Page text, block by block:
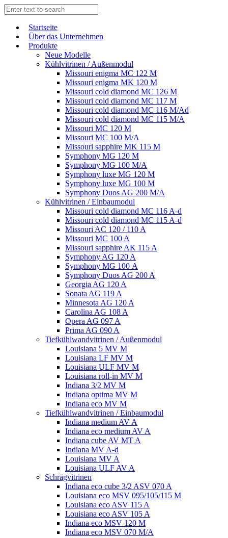
Start­sei­te
Über das Unternehmen
Produkte
Neue Modelle
Kühlvitrinen / Außenmodul
Missouri enigma MC 122 M
Missouri enigma MK 120 M
Missouri cold diamond MC 126 M
Missouri cold diamond MC 117 M
Missouri cold diamond MC 116 M/Ad
Missouri cold diamond MC 115 M/A
Missouri MC 120 M
Missouri MC 100 M/A
Missouri sapphire MK 115 M
Symphony MG 120 M
Symphony MG 100 M/А
Symphony luxe MG 120 M
Symphony luxe MG 100 M
Symphony Duos AG 200 M/A
Kühlvitrinen / Einbaumodul
Missouri cold diamond MC 116 A-d
Missouri cold diamond MC 115 A-d
Missouri AC 120 / 110 A
Missouri MC 100 A
Missouri sapphire AK 115 A
Symphony AG 120 A
Symphony MG 100 А
Symphony Duos AG 200 A
Georgia AG 120 A
Sonata AG 119 A
Minnesota AG 120 A
Carolina AG 108 A
Opera AG 097 A
Prima AG 090 A
Tiefkühlwandvitrinen / Außenmodul
Louisiana 5 MV M
Louisiana LF MV M
Louisiana ULF MV M
Louisiana roll-in MV M
Indiana 3/2 MV M
Indiana optima MV M
Indiana eco MV M
Tiefkühlwandvitrinen / Einbaumodul
Indiana medium AV A
Indiana eco medium AV A
Indiana cube AV MT A
Indiana MV A-d
Louisiana MV A
Louisiana ULF AV A
Schrägvitrinen
Indiana eco cube 3/2 ASV 070 A
Louisiana eco MSV 095/105/115 M
Louisiana eco ASV 115 A
Louisiana eco ASV 105 A
Indiana eco MSV 120 M
Indiana eco MSV 070 M/A